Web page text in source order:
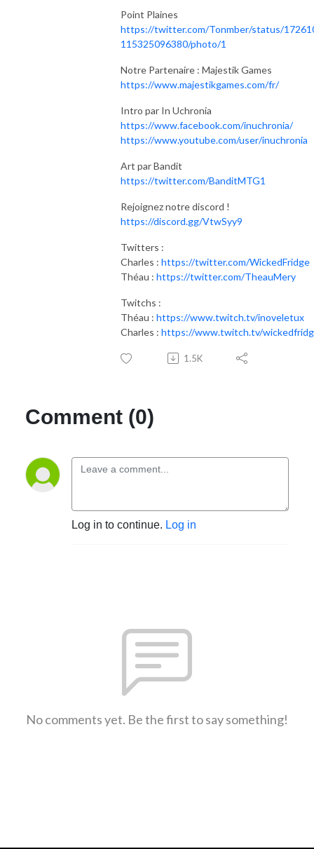
Point Plaines
https://twitter.com/Tonmber/status/
115325096380/photo/1
Notre Partenaire : Majestik Games
https://www.majestikgames.com/fr/
Intro par In Uchronia
https://www.facebook.com/inuchronia/
https://www.youtube.com/user/inuchronia
Art par Bandit
https://twitter.com/BanditMTG1
Rejoignez notre discord !
https://discord.gg/VtwSyy9
Twitters :
Charles : https://twitter.com/WickedFridge
Théau : https://twitter.com/TheauMery
Twitchs :
Théau : https://www.twitch.tv/inoveletux
Charles : https://www.twitch.tv/
1.5K
Comment (0)
Log in to continue. Log in
No comments yet. Be the first to say something!